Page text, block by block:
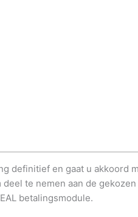
definitief en gaat u akkoord
te nemen aan de
betalingsmodule.